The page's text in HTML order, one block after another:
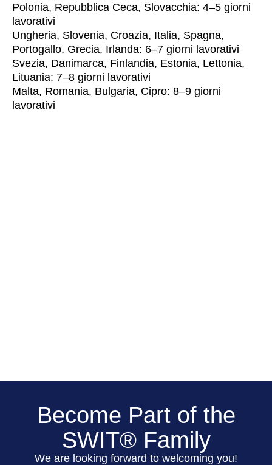
Polonia, Repubblica Ceca, Slovacchia: 4–5 giorni
lavorativi
Ungheria, Slovenia, Croazia, Italia, Spagna,
Portogallo, Grecia, Irlanda: 6–7 giorni lavorativi
Svezia, Danimarca, Finlandia, Estonia, Lettonia,
Lituania: 7–8 giorni lavorativi
Malta, Romania, Bulgaria, Cipro: 8–9 giorni
lavorativi
Become Part of the
SWIT® Family
We are looking forward to welcoming you!